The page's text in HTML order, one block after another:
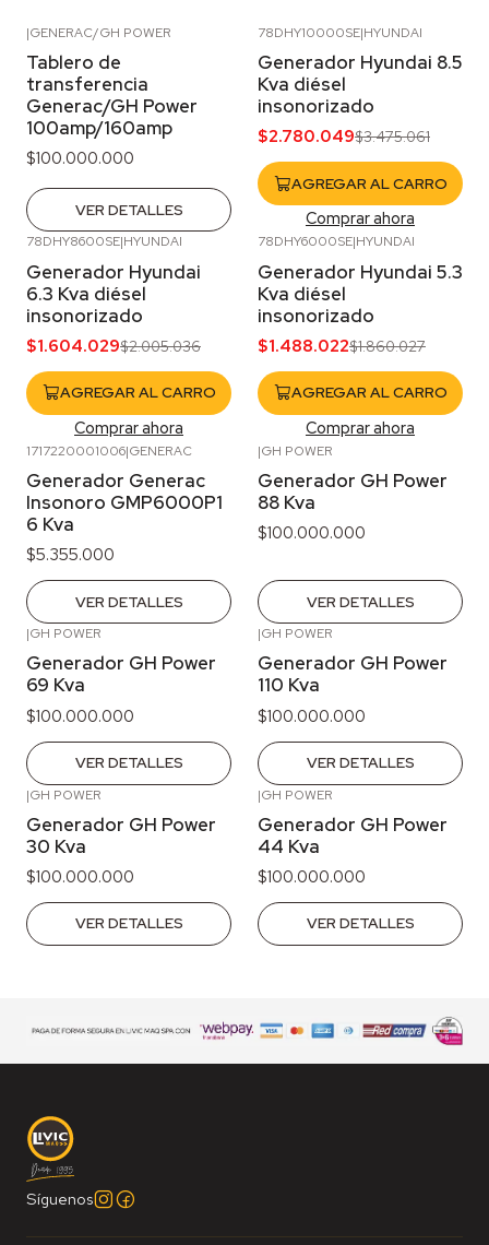
|GENERAC/GH POWER
Tablero de
transferencia
Generac/GH Power
100amp/160amp
$100.000.000
VER DETALLES
78DHY10000SE|HYUNDAI
Generador Hyundai 8.5
Kva diésel
insonorizado
$2.780.049$3.475.061
AGREGAR AL CARRO
Comprar ahora
78DHY8600SE|HYUNDAI
Generador Hyundai
6.3 Kva diésel
insonorizado
$1.604.029$2.005.036
AGREGAR AL CARRO
Comprar ahora
78DHY6000SE|HYUNDAI
Generador Hyundai 5.3
Kva diésel
insonorizado
$1.488.022$1.860.027
AGREGAR AL CARRO
Comprar ahora
1717220001006|GENERAC
Generador Generac
Insonoro GMP6000P1
6 Kva
$5.355.000
VER DETALLES
|GH POWER
Generador GH Power
88 Kva
$100.000.000
VER DETALLES
|GH POWER
Generador GH Power
69 Kva
$100.000.000
VER DETALLES
|GH POWER
Generador GH Power
110 Kva
$100.000.000
VER DETALLES
|GH POWER
Generador GH Power
30 Kva
$100.000.000
VER DETALLES
|GH POWER
Generador GH Power
44 Kva
$100.000.000
VER DETALLES
Síguenos